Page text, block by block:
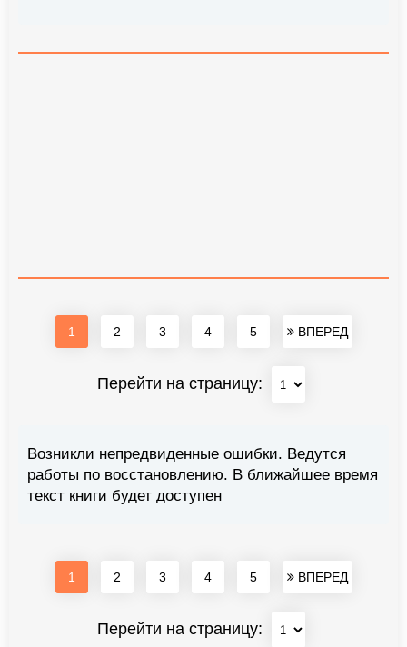
1 2 3 4 5 ВПЕРЕД
Перейти на страницу:
Возникли непредвиденные ошибки. Ведутся
работы по восстановлению. В ближайшее время
текст книги будет доступен
1 2 3 4 5 ВПЕРЕД
Перейти на страницу: